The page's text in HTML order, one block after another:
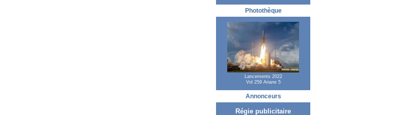
Photothèque
Lancements 2022
Vol 259 Ariane 5
Annonceurs
Régie publicitaire